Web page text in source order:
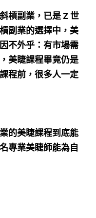
槓副業，已是 Z 世
副業的選擇中，美
不外乎：有市場需
美睫課程畢竟仍是
程前，很多人一定
的美睫課程到底能
專業美睫師能為自